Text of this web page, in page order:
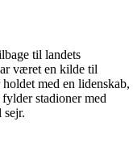
til landets
været en kilde til
med en lidenskab,
stadioner med
sejr.